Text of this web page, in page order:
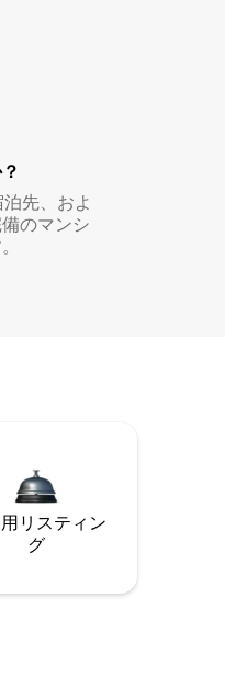
先、およ
のマンシ
リスティン
グ